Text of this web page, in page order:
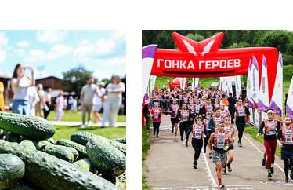
вчера,
Slovnaft
вчера,
иск к
Алексею
вчера,
еще